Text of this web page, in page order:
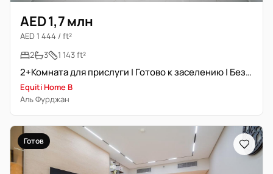
AED 1,7 млн
AED 1 444 / ft²
2
3 1 143 ft²
2+Комната для прислуги | Готово к заселению | Без охлаждения | Вид на сад
Equiti Home B
Аль Фурджан
Готов